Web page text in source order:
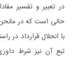
در تعبیر و تفسیر
حالی است که در
با انحلال قرارداد در
‌تبع آن نیز شرط